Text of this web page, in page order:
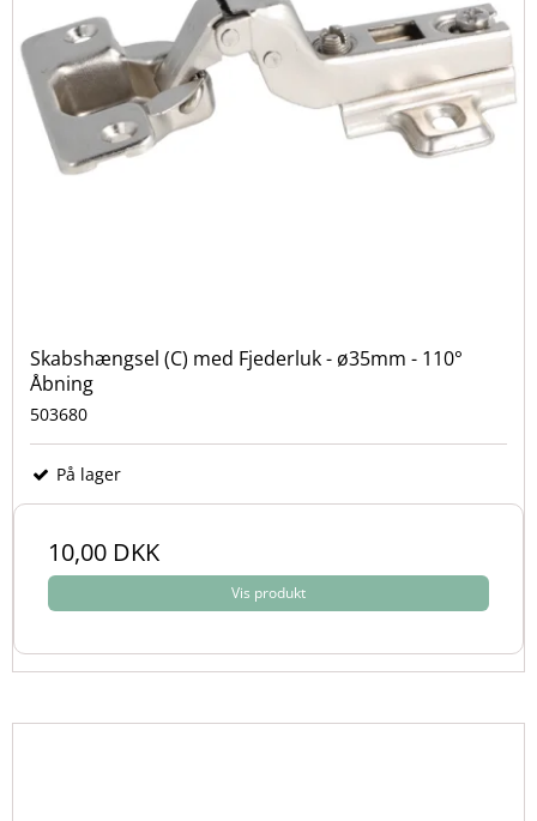
Skabshængsel (C) med Fjederluk - ø35mm - 110°
Åbning
503680
På lager
10,00 DKK
Vis produkt